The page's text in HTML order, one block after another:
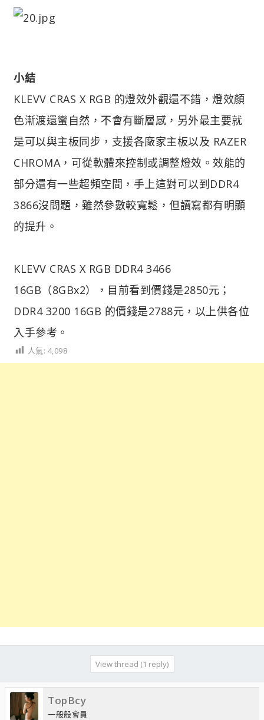
小結
KLEVV CRAS X RGB 的燈效外觀還不錯，燈效顏
色漸渡還蠻自然，不會有斷層感，另外最主要就
是可以與主板同步，支援各廠家主板以及 RAZER
CHROMA，可從軟體來控制或調整燈效。效能的
部分還有一些超頻空間，手上這對可以到DDR4
3866沒問題，雖然參數較寬鬆，但讀寫都有明顯
的提升。
KLEVV CRAS X RGB DDR4 3466
16GB（8GBx2），目前看到價錢是2850元；
DDR4 3200 16GB 的價錢是2788元，以上供各位
入手參考。
人氣: 4,098
View thread (1 reply)
TopBcy
一般般會員